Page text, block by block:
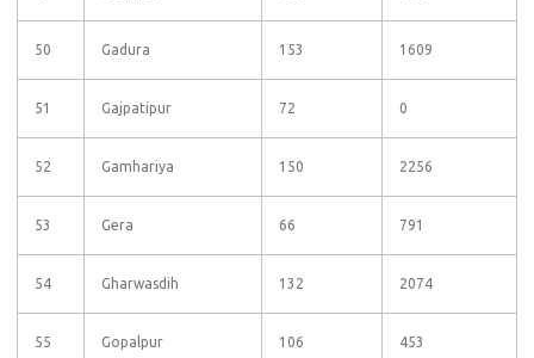
50 Gadura 153 1609
51 Gajpatipur 72 0
52 Gamhariya 150 2256
53 Gera 66 791
54 Gharwasdih 132 2074
55 Gopalpur 106 453